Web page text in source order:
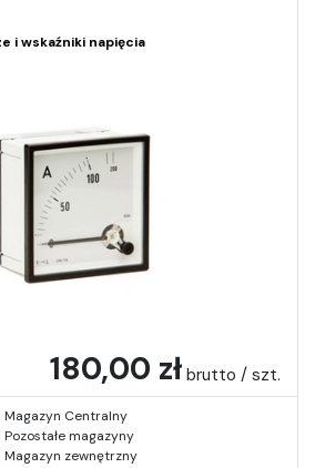
i wskaźniki napięcia
180,00 zł brutto / szt.
Magazyn Centralny
Pozostałe magazyny
Magazyn zewnętrzny